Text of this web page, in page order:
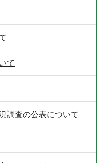
て
調査の公表について